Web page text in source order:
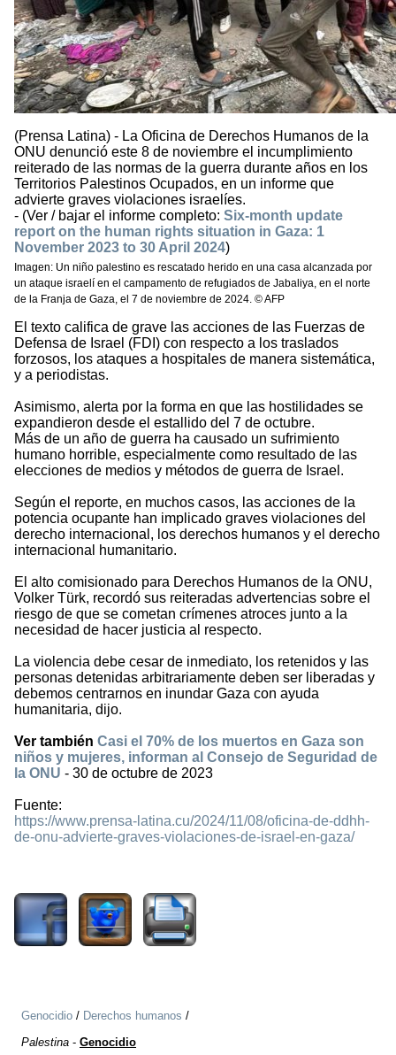
(Prensa Latina) - La Oficina de Derechos Humanos de la
ONU denunció este 8 de noviembre el incumplimiento
reiterado de las normas de la guerra durante años en los
Territorios Palestinos Ocupados, en un informe que
advierte graves violaciones israelíes.
- (Ver / bajar el informe completo: Six-month update
report on the human rights situation in Gaza: 1
November 2023 to 30 April 2024)
Imagen: Un niño palestino es rescatado herido en una casa alcanzada por
un ataque israelí en el campamento de refugiados de Jabaliya, en el norte
de la Franja de Gaza, el 7 de noviembre de 2024. © AFP
El texto califica de grave las acciones de las Fuerzas de
Defensa de Israel (FDI) con respecto a los traslados
forzosos, los ataques a hospitales de manera sistemática,
y a periodistas.
Asimismo, alerta por la forma en que las hostilidades se
expandieron desde el estallido del 7 de octubre.
Más de un año de guerra ha causado un sufrimiento
humano horrible, especialmente como resultado de las
elecciones de medios y métodos de guerra de Israel.
Según el reporte, en muchos casos, las acciones de la
potencia ocupante han implicado graves violaciones del
derecho internacional, los derechos humanos y el derecho
internacional humanitario.
El alto comisionado para Derechos Humanos de la ONU,
Volker Türk, recordó sus reiteradas advertencias sobre el
riesgo de que se cometan crímenes atroces junto a la
necesidad de hacer justicia al respecto.
La violencia debe cesar de inmediato, los retenidos y las
personas detenidas arbitrariamente deben ser liberadas y
debemos centrarnos en inundar Gaza con ayuda
humanitaria, dijo.
Ver también Casi el 70% de los muertos en Gaza son
niños y mujeres, informan al Consejo de Seguridad de
la ONU - 30 de octubre de 2023
Fuente:
https://www.prensa-latina.cu/2024/11/08/oficina-de-ddhh-
de-onu-advierte-graves-violaciones-de-israel-en-gaza/
Genocidio / Derechos humanos /
Palestina - Genocidio